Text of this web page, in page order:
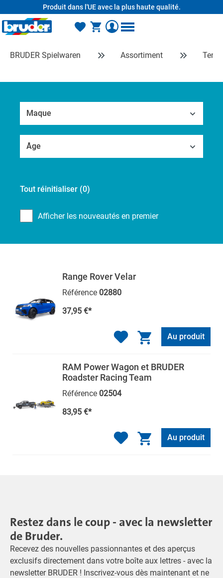
Produit dans l'UE avec la plus haute qualité.
BRUDER Spielwaren Assortiment
Maque
Âge
Afficher les nouveautés en premier
Tout réinitialiser (0)
Range Rover Velar
Référence 02880
37,95 €*
Au produit
RAM Power Wagon et BRUDER
Roadster Racing Team
Référence 02504
83,95 €*
Au produit
Restez dans le coup - avec la newsletter
de Bruder.
Recevez des nouvelles passionnantes et des aperçus
exclusifs directement dans votre boîte aux lettres - avec la
newsletter BRUDER ! Inscrivez-vous dès maintenant et ne